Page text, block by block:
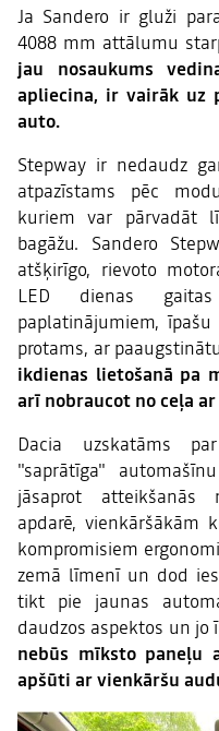
Ja Sandero ir gluži
4088 mm attālumu
jau nosaukums
apliecina, ir vairāk uz
auto.
Stepway ir nedaudz
atpazīstams pēc
kuriem var pārvadāt
bagāžu. Sandero
atšķirīgo, rievoto
LED dienas
paplatinājumiem,
protams, ar
ikdienas lietošanā pa
arī nobraucot no ceļa
Dacia uzskatāms
"saprātīga"
jāsaprot atteikšanās
apdarē, vienkāršākām
kompromisiem
zemā līmenī un dod
tikt pie jaunas
daudzos aspektos un jo
nebūs mīksto paneļu
apšūti ar vienkāršu